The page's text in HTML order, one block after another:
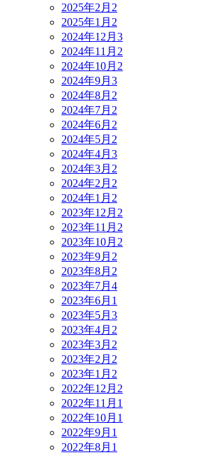
2025年2月 2
2025年1月 2
2024年12月 3
2024年11月 2
2024年10月 2
2024年9月 3
2024年8月 2
2024年7月 2
2024年6月 2
2024年5月 2
2024年4月 3
2024年3月 2
2024年2月 2
2024年1月 2
2023年12月 2
2023年11月 2
2023年10月 2
2023年9月 2
2023年8月 2
2023年7月 4
2023年6月 1
2023年5月 3
2023年4月 2
2023年3月 2
2023年2月 2
2023年1月 2
2022年12月 2
2022年11月 1
2022年10月 1
2022年9月 1
2022年8月 1